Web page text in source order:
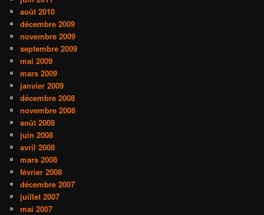
août 2010
décembre 2009
novembre 2009
septembre 2009
mai 2009
mars 2009
janvier 2009
décembre 2008
novembre 2008
août 2008
juin 2008
avril 2008
mars 2008
février 2008
décembre 2007
juillet 2007
mai 2007